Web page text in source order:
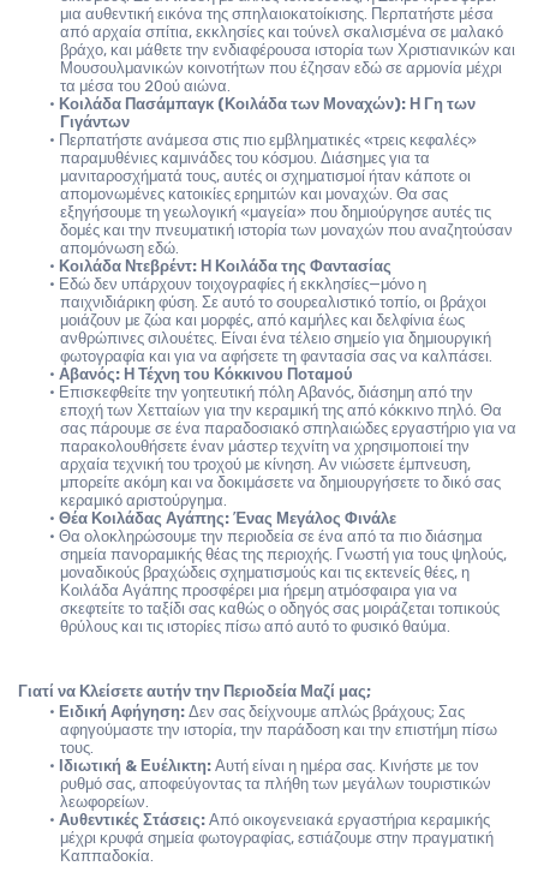
μια αυθεντική εικόνα της σπηλαιοκατοίκισης. Περπατήστε μέσα
από αρχαία σπίτια, εκκλησίες και τούνελ σκαλισμένα σε μαλακό
βράχο, και μάθετε την ενδιαφέρουσα ιστορία των Χριστιανικών και
Μουσουλμανικών κοινοτήτων που έζησαν εδώ σε αρμονία μέχρι
τα μέσα του 20ού αιώνα.
Κοιλάδα Πασάμπαγκ (Κοιλάδα των Μοναχών): Η Γη των
Γιγάντων
Περπατήστε ανάμεσα στις πιο εμβληματικές «τρεις κεφαλές»
παραμυθένιες καμινάδες του κόσμου. Διάσημες για τα
μανιταροσχήματά τους, αυτές οι σχηματισμοί ήταν κάποτε οι
απομονωμένες κατοικίες ερημιτών και μοναχών. Θα σας
εξηγήσουμε τη γεωλογική «μαγεία» που δημιούργησε αυτές τις
δομές και την πνευματική ιστορία των μοναχών που αναζητούσαν
απομόνωση εδώ.
Κοιλάδα Ντεβρέντ: Η Κοιλάδα της Φαντασίας
Εδώ δεν υπάρχουν τοιχογραφίες ή εκκλησίες—μόνο η
παιχνιδιάρικη φύση. Σε αυτό το σουρεαλιστικό τοπίο, οι βράχοι
μοιάζουν με ζώα και μορφές, από καμήλες και δελφίνια έως
ανθρώπινες σιλουέτες. Είναι ένα τέλειο σημείο για δημιουργική
φωτογραφία και για να αφήσετε τη φαντασία σας να καλπάσει.
Αβανός: Η Τέχνη του Κόκκινου Ποταμού
Επισκεφθείτε την γοητευτική πόλη Αβανός, διάσημη από την
εποχή των Χετταίων για την κεραμική της από κόκκινο πηλό. Θα
σας πάρουμε σε ένα παραδοσιακό σπηλαιώδες εργαστήριο για να
παρακολουθήσετε έναν μάστερ τεχνίτη να χρησιμοποιεί την
αρχαία τεχνική του τροχού με κίνηση. Αν νιώσετε έμπνευση,
μπορείτε ακόμη και να δοκιμάσετε να δημιουργήσετε το δικό σας
κεραμικό αριστούργημα.
Θέα Κοιλάδας Αγάπης: Ένας Μεγάλος Φινάλε
Θα ολοκληρώσουμε την περιοδεία σε ένα από τα πιο διάσημα
σημεία πανοραμικής θέας της περιοχής. Γνωστή για τους ψηλούς,
μοναδικούς βραχώδεις σχηματισμούς και τις εκτενείς θέες, η
Κοιλάδα Αγάπης προσφέρει μια ήρεμη ατμόσφαιρα για να
σκεφτείτε το ταξίδι σας καθώς ο οδηγός σας μοιράζεται τοπικούς
θρύλους και τις ιστορίες πίσω από αυτό το φυσικό θαύμα.
Γιατί να Κλείσετε αυτήν την Περιοδεία Μαζί μας;
Ειδική Αφήγηση: Δεν σας δείχνουμε απλώς βράχους; Σας
αφηγούμαστε την ιστορία, την παράδοση και την επιστήμη πίσω
τους.
Ιδιωτική & Ευέλικτη: Αυτή είναι η ημέρα σας. Κινήστε με τον
ρυθμό σας, αποφεύγοντας τα πλήθη των μεγάλων τουριστικών
λεωφορείων.
Αυθεντικές Στάσεις: Από οικογενειακά εργαστήρια κεραμικής
μέχρι κρυφά σημεία φωτογραφίας, εστιάζουμε στην πραγματική
Καππαδοκία.